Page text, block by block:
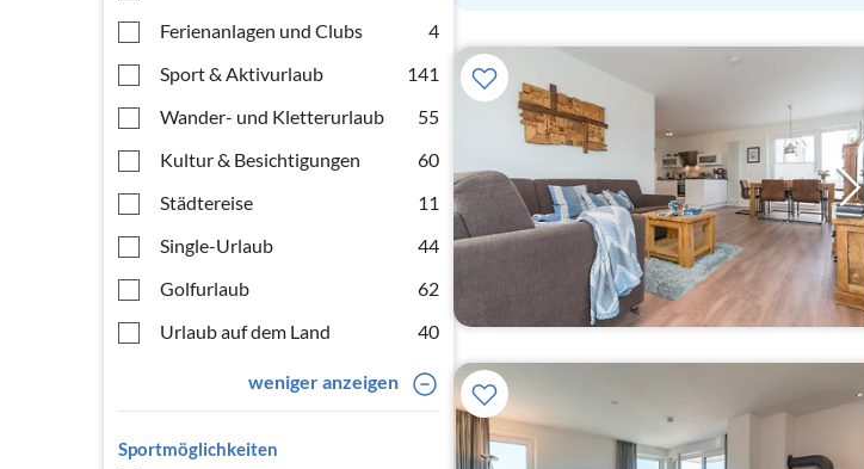
Ferienanlagen und Clubs
4
Sport & Aktivurlaub
141
Wander- und Kletterurlaub
55
Kultur & Besichtigungen
60
Städtereise
11
Single-Urlaub
44
Golfurlaub
62
Urlaub auf dem Land
40
weniger anzeigen
Sportmöglichkeiten